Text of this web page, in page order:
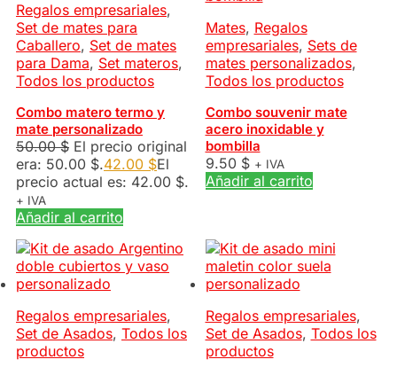
Regalos empresariales,
Set de mates para
Caballero, Set de mates
para Dama, Set materos,
Todos los productos
Combo matero termo y
mate personalizado
50.00$ El precio original
era: 50.00 $.42.00 $El
precio actual es: 42.00 $.
+ IVA
Añadir al carrito
Mates, Regalos
empresariales, Sets de
mates personalizados,
Todos los productos
Combo souvenir mate
acero inoxidable y
bombilla
9.50 $ + IVA
Añadir al carrito
Regalos empresariales,
Set de Asados, Todos los
productos
Regalos empresariales,
Set de Asados, Todos los
productos